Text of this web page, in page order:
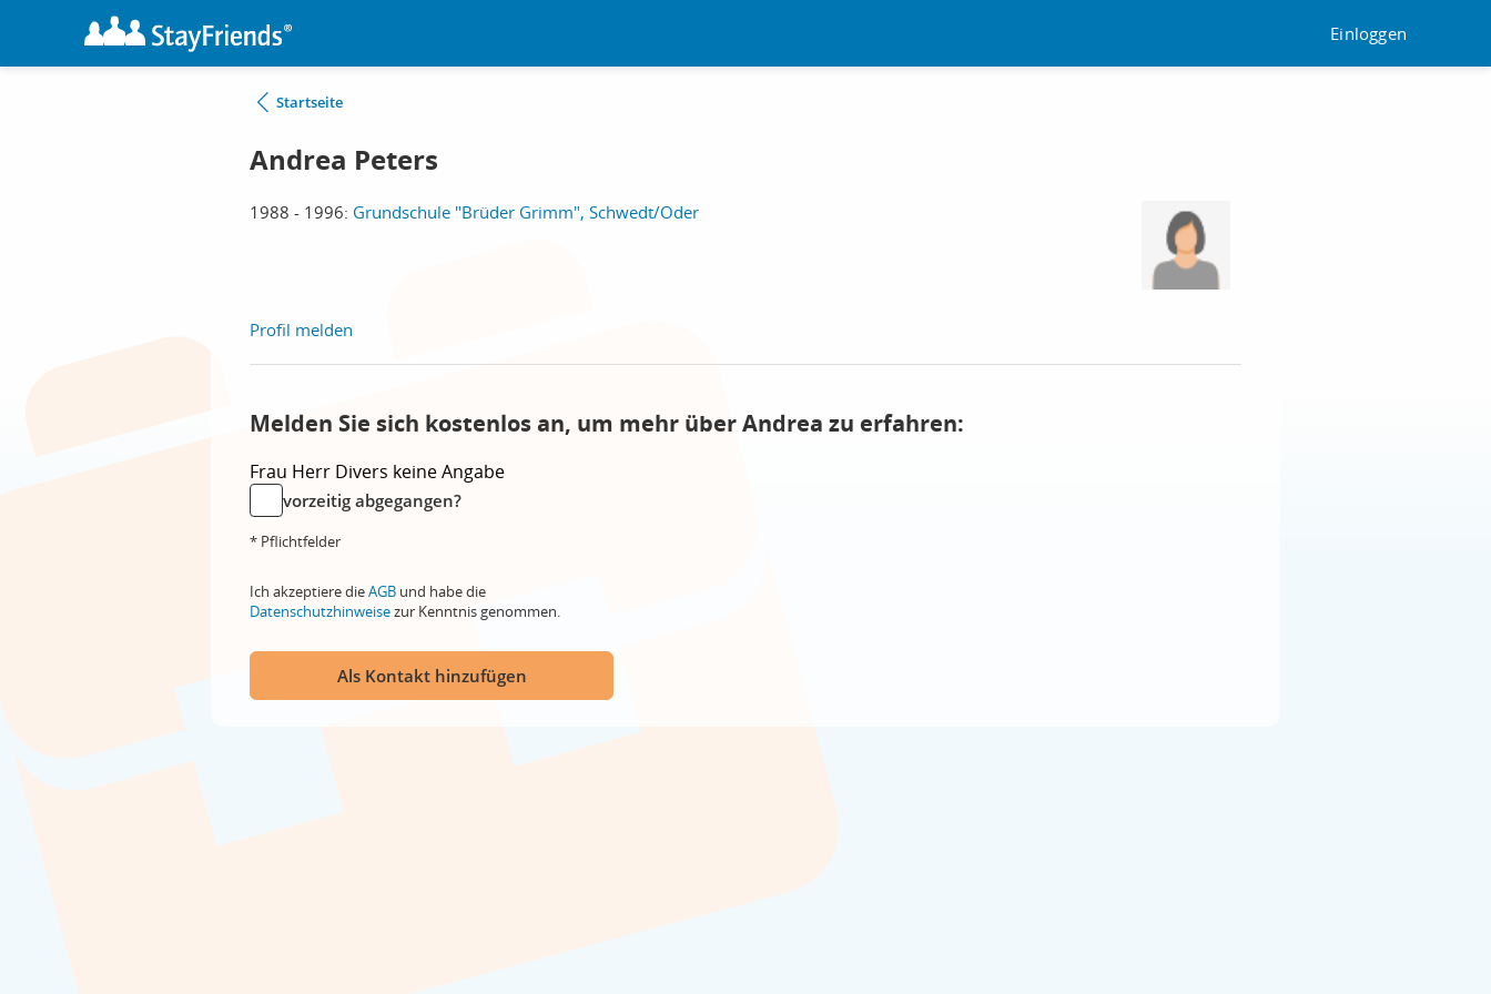
Einloggen
Startseite
Andrea Peters
1988 - 1996: Grundschule "Brüder Grimm", Schwedt/Oder
Profil melden
Melden Sie sich kostenlos an, um mehr über Andrea zu erfahren:
Frau Herr Divers keine Angabe
vorzeitig abgegangen?
* Pflichtfelder
Ich akzeptiere dieAGB und habe die
Datenschutzhinweisezur Kenntnis genommen.
Als Kontakt hinzufügen